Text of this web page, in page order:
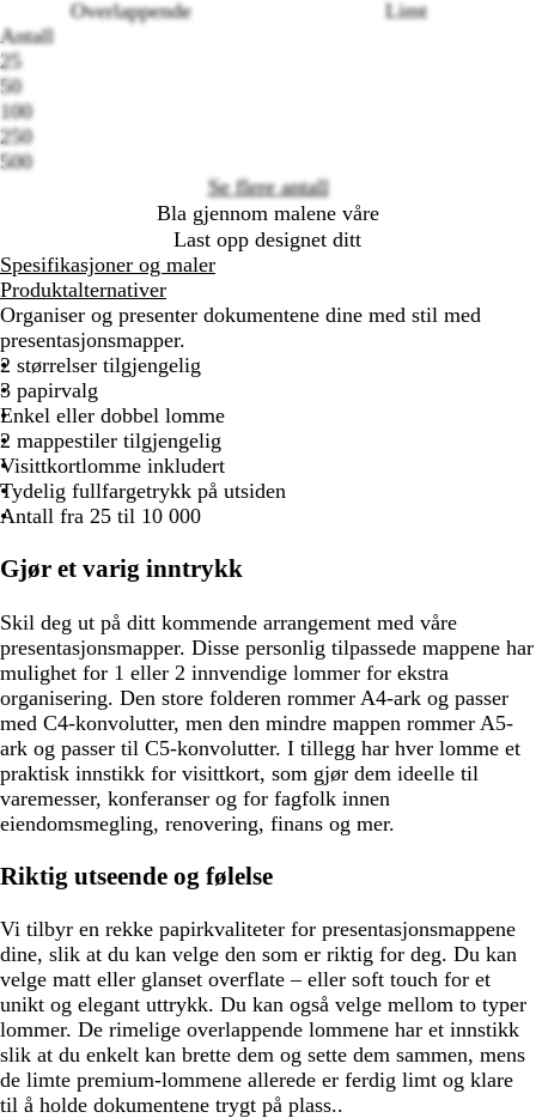
Overlappende
Limt
Antall
25
50
100
250
500
Se flere antall
Bla gjennom malene våre
Last opp designet ditt
Spesifikasjoner og maler
Produktalternativer
Organiser og presenter dokumentene dine med stil med
presentasjonsmapper.
2 størrelser tilgjengelig
3 papirvalg
Enkel eller dobbel lomme
2 mappestiler tilgjengelig
Visittkortlomme inkludert
Tydelig fullfargetrykk på utsiden
Antall fra 25 til 10 000
Gjør et varig inntrykk
Skil deg ut på ditt kommende arrangement med våre
presentasjonsmapper. Disse personlig tilpassede mappene har
mulighet for 1 eller 2 innvendige lommer for ekstra
organisering. Den store folderen rommer A4-ark og passer
med C4-konvolutter, men den mindre mappen rommer A5-
ark og passer til C5-konvolutter. I tillegg har hver lomme et
praktisk innstikk for visittkort, som gjør dem ideelle til
varemesser, konferanser og for fagfolk innen
eiendomsmegling, renovering, finans og mer.
Riktig utseende og følelse
Vi tilbyr en rekke papirkvaliteter for presentasjonsmappene
dine, slik at du kan velge den som er riktig for deg. Du kan
velge matt eller glanset overflate – eller soft touch for et
unikt og elegant uttrykk. Du kan også velge mellom to typer
lommer. De rimelige overlappende lommene har et innstikk
slik at du enkelt kan brette dem og sette dem sammen, mens
de limte premium-lommene allerede er ferdig limt og klare
til å holde dokumentene trygt på plass..